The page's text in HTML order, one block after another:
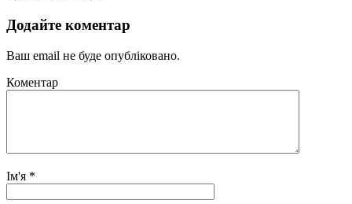
Додайте коментар
Ваш email не буде опубліковано.
Коментар
Ім'я *